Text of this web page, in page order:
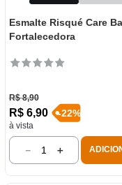
Esmalte Risqué Care
Fortalecedora
R$ 8,90
R$ 6,90
à vista
-22%
＋
－